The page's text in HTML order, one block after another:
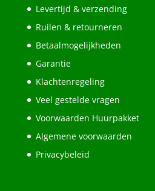
Levertijd & verzending
Ruilen & retourneren
Betaalmogelijkheden
Garantie
Klachtenregeling
Veel gestelde vragen
Voorwaarden Huurpakket
Algemene voorwaarden
Privacybeleid